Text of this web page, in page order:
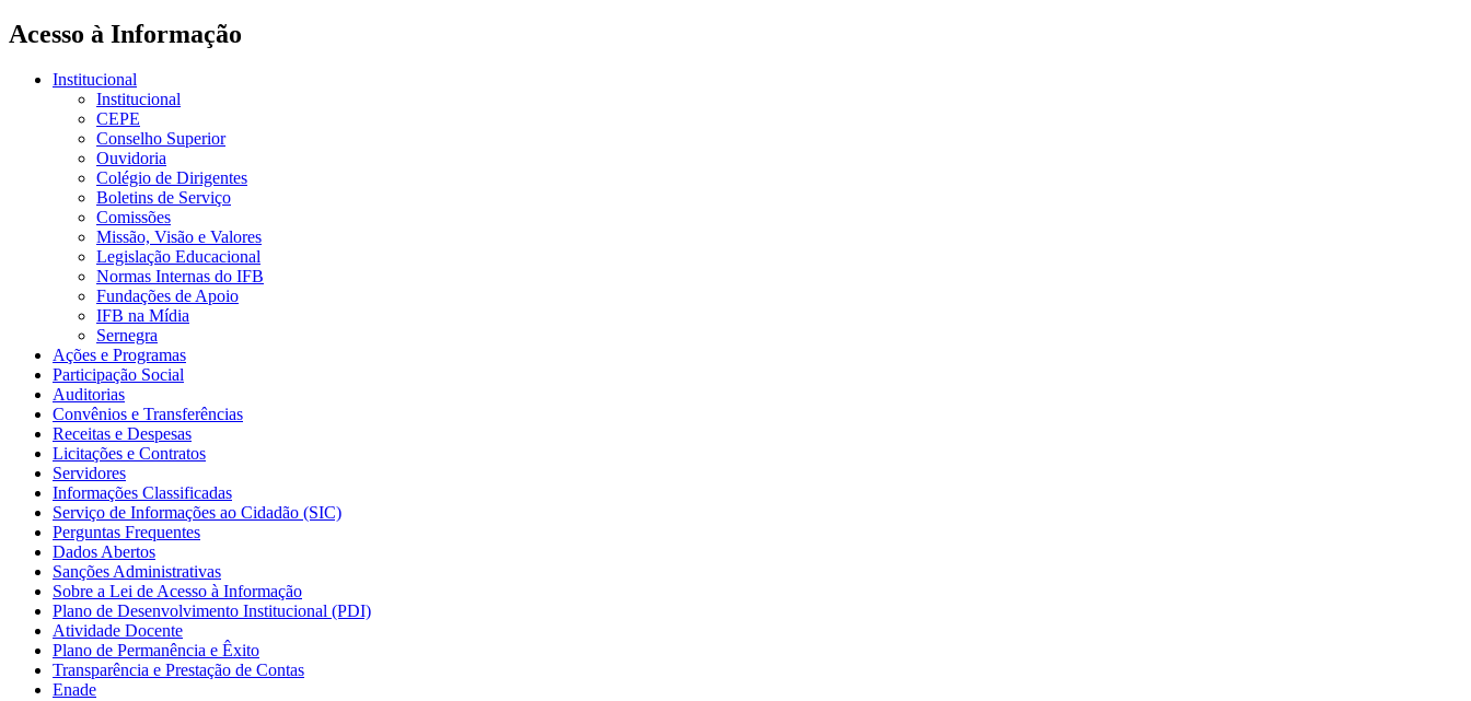
Acesso à Informação
Institucional
Institucional
CEPE
Conselho Superior
Ouvidoria
Colégio de Dirigentes
Boletins de Serviço
Comissões
Missão, Visão e Valores
Legislação Educacional
Normas Internas do IFB
Fundações de Apoio
IFB na Mídia
Sernegra
Ações e Programas
Participação Social
Auditorias
Convênios e Transferências
Receitas e Despesas
Licitações e Contratos
Servidores
Informações Classificadas
Serviço de Informações ao Cidadão (SIC)
Perguntas Frequentes
Dados Abertos
Sanções Administrativas
Sobre a Lei de Acesso à Informação
Plano de Desenvolvimento Institucional (PDI)
Atividade Docente
Plano de Permanência e Êxito
Transparência e Prestação de Contas
Enade